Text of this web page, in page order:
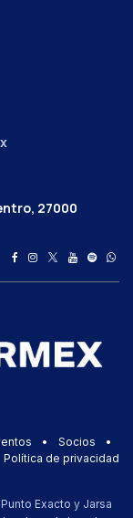
27000
• Socios
•
Política de privacidad
Punto Exacto y Jarsa